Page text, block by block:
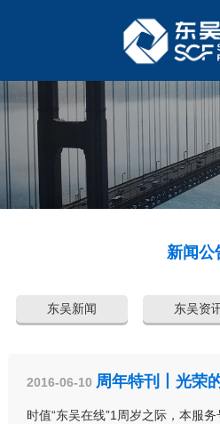
新闻公
东吴新闻 东吴资
2016-06-10 周年特刊丨光荣
时值“东吴在线”1周岁之际，本服